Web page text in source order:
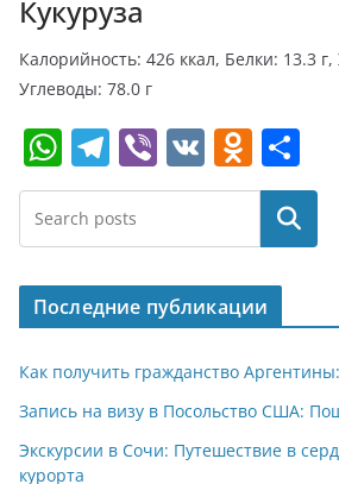
Кукуруза
Калорийность: 426 ккал, Белки: 13.3
Углеводы: 78.0 г
W
h
at
s
A
p
p
T
el
e
gr
a
m
Vi
b
V
K
O
d
o
kl
a
ss
ni
ki
т
п
р
в
и
т
ь
Поиск
Последние публикации
Как получить гражданство
Запись на визу в Посольство США:
Экскурсии в Сочи: Путешествие в
курорта